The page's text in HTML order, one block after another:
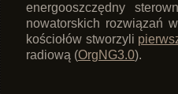
energooszczędny
nowatorskich rozwiązań
kościołów stworzyli
radiową (OrgNG3.0).